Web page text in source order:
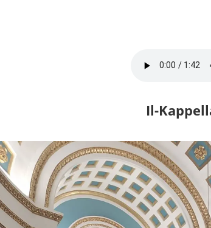
Il-